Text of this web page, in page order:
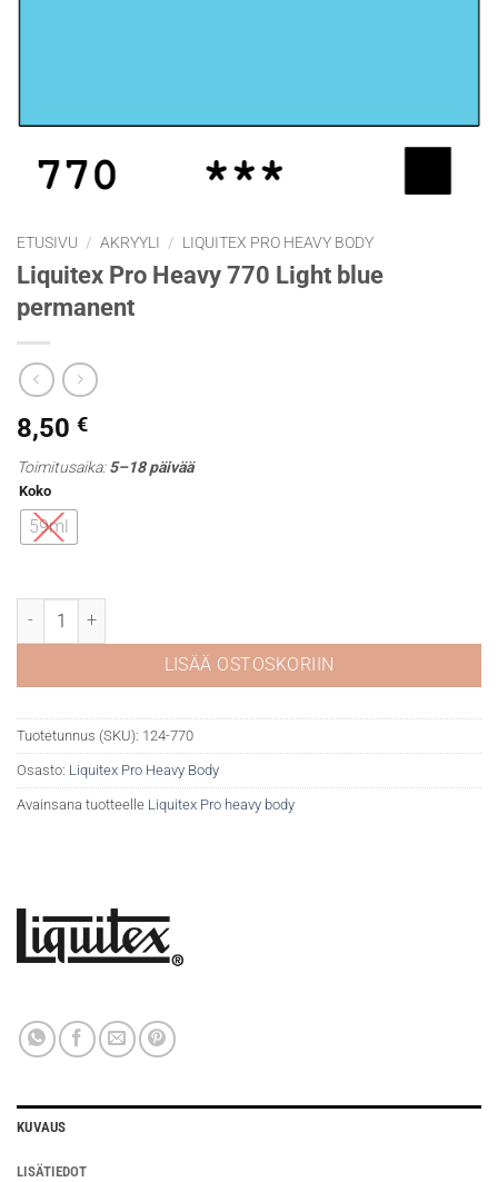
ETUSIVU / AKRYYLI / LIQUITEX PRO HEAVY BODY
Liquitex Pro Heavy 770 Light blue
permanent
8,50 €
Toimitusaika:5–18 päivää
Koko
59ml
Liquitex Pro Heavy 770 Light blue permanent määrä
LISÄÄ OSTOSKORIIN
Tuotetunnus (SKU): 124-770
Osasto: Liquitex Pro Heavy Body
Avainsana tuotteelle Liquitex Pro heavy body
KUVAUS
LISÄTIEDOT